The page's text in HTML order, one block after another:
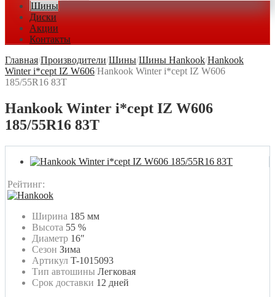
Шины
Диски
Акции
Контакты
Главная/Производители/Шины/Шины Hankook/Hankook
Winter i*cept IZ W606/Hankook Winter i*cept IZ W606
185/55R16 83T
Hankook Winter i*cept IZ W606
185/55R16 83T
Рейтинг:
Ширина 185 мм
Высота 55 %
Диаметр 16″
Сезон Зима
Артикул T-1015093
Тип автошины Легковая
Срок доставки 12 дней